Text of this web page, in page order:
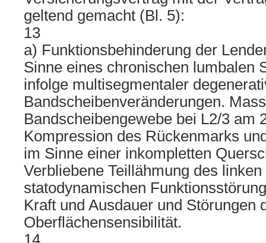
geltend gemacht (Bl. 5):
13
a) Funktionsbehinderung der
Sinne eines chronischen lumbalen
infolge multisegmentaler
Bandscheibenveränderungen.
Bandscheibengewebe bei L2/3 am
Kompression des Rückenmarks
im Sinne einer inkompletten
Verbliebene Teillähmung des
statodynamischen
Kraft und Ausdauer und Störungen
Oberflächensensibilität.
14